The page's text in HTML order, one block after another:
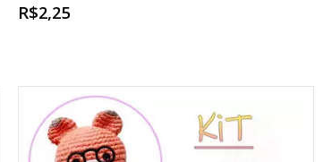
R$2,25